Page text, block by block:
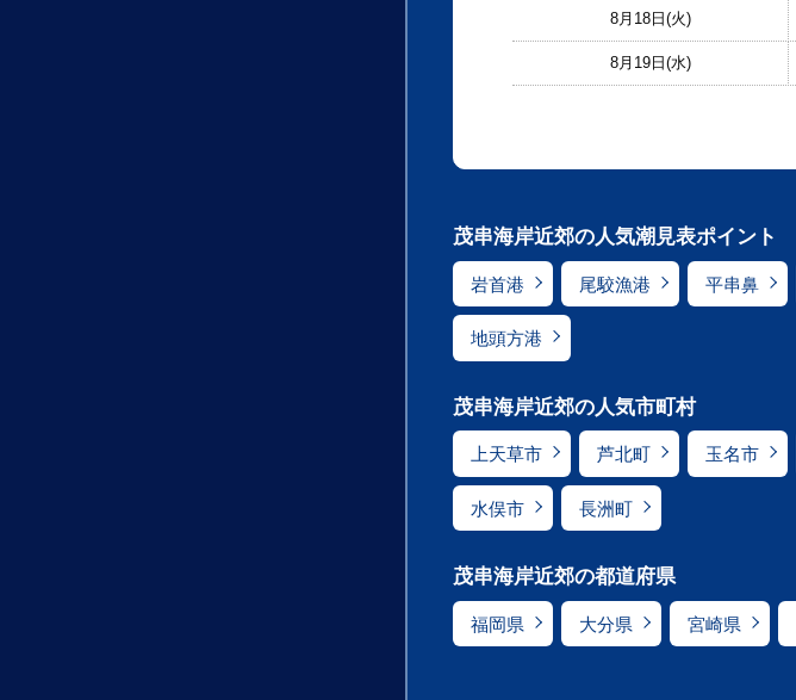
8月18日(火)
8月19日(水)
茂串海岸近郊の人気潮見表ポイント
岩首港 尾駮漁港 平串鼻
地頭方港
茂串海岸近郊の人気市町村
上天草市 芦北町 玉名市
水俣市 長洲町
茂串海岸近郊の都道府県
福岡県 大分県 宮崎県